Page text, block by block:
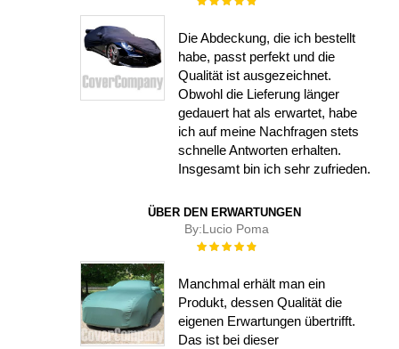
Die Abdeckung, die ich bestellt
habe, passt perfekt und die
Qualität ist ausgezeichnet.
Obwohl die Lieferung länger
gedauert hat als erwartet, habe
ich auf meine Nachfragen stets
schnelle Antworten erhalten.
Insgesamt bin ich sehr zufrieden.
ÜBER DEN ERWARTUNGEN
By:Lucio Poma
Rating:
Manchmal erhält man ein
Produkt, dessen Qualität die
eigenen Erwartungen übertrifft.
Das ist bei dieser